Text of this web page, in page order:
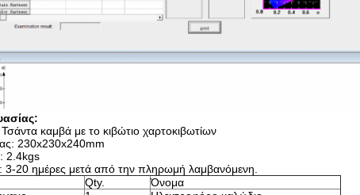
καμβά με το κιβώτιο χαρτοκιβωτίων
230x230x240mm
2.4kgs
20 ημέρες μετά από την πληρωμή λαμβανόμενη.
Qty.
Όνομα